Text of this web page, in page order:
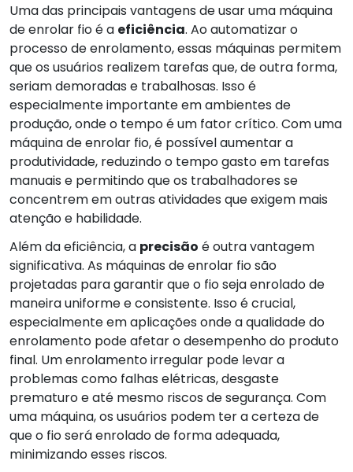
Uma das principais vantagens de usar uma máquina
de enrolar fio é a eficiência. Ao automatizar o
processo de enrolamento, essas máquinas permitem
que os usuários realizem tarefas que, de outra forma,
seriam demoradas e trabalhosas. Isso é
especialmente importante em ambientes de
produção, onde o tempo é um fator crítico. Com uma
máquina de enrolar fio, é possível aumentar a
produtividade, reduzindo o tempo gasto em tarefas
manuais e permitindo que os trabalhadores se
concentrem em outras atividades que exigem mais
atenção e habilidade.
Além da eficiência, a precisão é outra vantagem
significativa. As máquinas de enrolar fio são
projetadas para garantir que o fio seja enrolado de
maneira uniforme e consistente. Isso é crucial,
especialmente em aplicações onde a qualidade do
enrolamento pode afetar o desempenho do produto
final. Um enrolamento irregular pode levar a
problemas como falhas elétricas, desgaste
prematuro e até mesmo riscos de segurança. Com
uma máquina, os usuários podem ter a certeza de
que o fio será enrolado de forma adequada,
minimizando esses riscos.